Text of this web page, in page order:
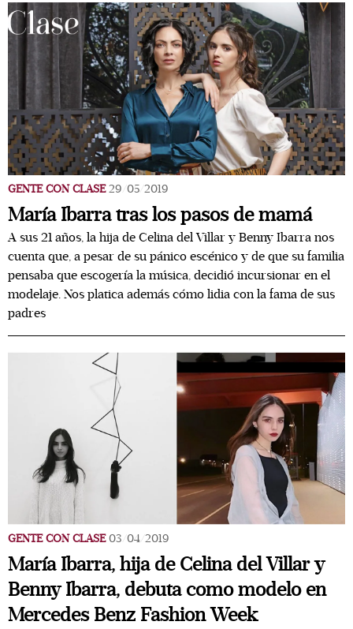
GENTE CON CLASE 29/05/2019
María Ibarra tras los pasos de mamá
A sus 21 años, la hija de Celina del Villar y Benny Ibarra nos
cuenta que, a pesar de su pánico escénico y de que su familia
pensaba que escogería la música, decidió incursionar en el
modelaje. Nos platica además cómo lidia con la fama de sus
padres
GENTE CON CLASE 03/04/2019
María Ibarra, hija de Celina del Villar y
Benny Ibarra, debuta como modelo en
Mercedes Benz Fashion Week